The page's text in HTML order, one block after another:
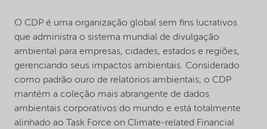
O CDP é uma organização global sem fins lucrativos
que administra o sistema mundial de divulgação
ambiental para empresas, cidades, estados e regiões,
gerenciando seus impactos ambientais. Considerado
como padrão ouro de relatórios ambientais, o CDP
mantém a coleção mais abrangente de dados
ambientais corporativos do mundo e está totalmente
alinhado ao Task Force on Climate-related Financial